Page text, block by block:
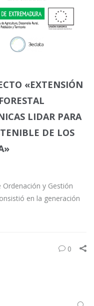
«EXTENSIÓN
LIDAR PARA
DE LOS
Ordenación y Gestión
en la generación
0